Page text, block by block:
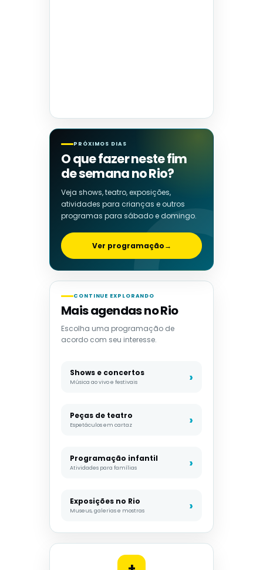
PRÓXIMOS DIAS
O que fazer neste fim
de semana no Rio?
Veja shows, teatro, exposições,
atividades para crianças e outros
programas para sábado e domingo.
Ver programação→
CONTINUE EXPLORANDO
Mais agendas no Rio
Escolha uma programação de
acordo com seu interesse.
Shows e concertos
Música ao vivo e festivais
Peças de teatro
Espetáculos em cartaz
Programação infantil
Atividades para famílias
Exposições no Rio
Museus, galerias e mostras